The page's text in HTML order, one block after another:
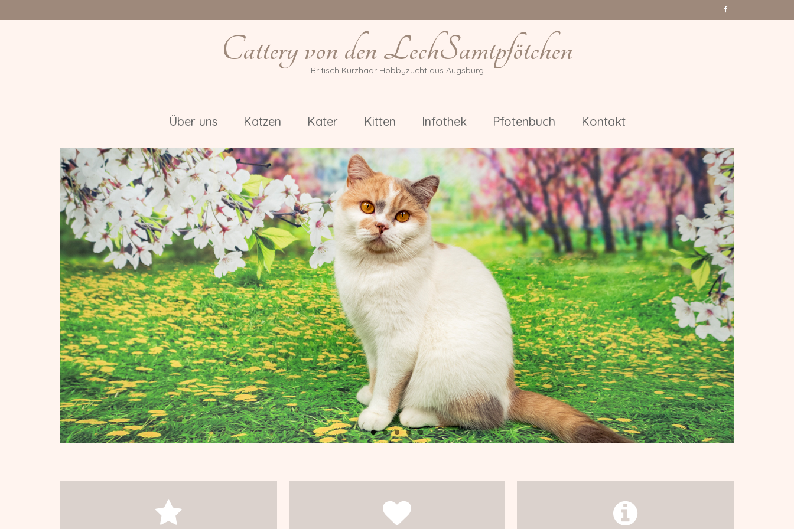
Cattery von den LechSamtpfötchen
Britisch Kurzhaar Hobbyzucht aus Augsburg
Über uns Katzen Kater Kitten Infothek Pfotenbuch Kontakt